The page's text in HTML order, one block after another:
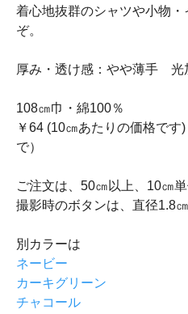
着心地抜群のシャツや小物・
ぞ。
厚み・透け感：やや薄手 光
108㎝巾・綿100％
￥64 (10㎝あたりの価格です
で）
ご注文は、50㎝以上、10㎝
撮影時のボタンは、直径1.8
別カラーは
ネービー
カーキグリーン
チャコール